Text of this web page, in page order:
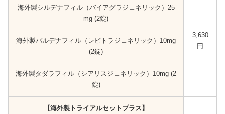
海外製シルデナフィル（バイアグラジェネリック）25
mg (2錠)
海外製バルデナフィル（レビトラジェネリック）10mg
(2錠)
海外製タダラフィル（シアリスジェネリック）10mg (2
錠)
3,630
円
【海外製トライアルセットプラス】